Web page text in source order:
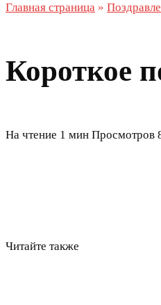
Главная страница »
Короткое
На чтение 1 мин Просмотров
Читайте также